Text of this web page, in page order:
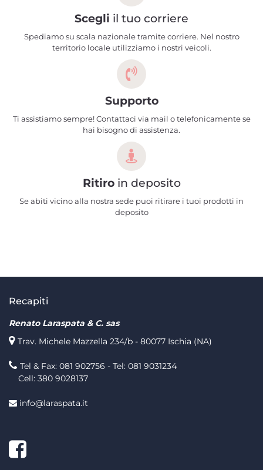
Scegli il tuo corriere
Spediamo su scala nazionale tramite corriere. Nel nostro
territorio locale utilizziamo i nostri veicoli.
Supporto
Ti assistiamo sempre! Contattaci via mail o telefonicamente se
hai bisogno di assistenza.
Ritiroin deposito
Se abiti vicino alla nostra sede puoi ritirare i tuoi prodotti in
deposito
Recapiti
Renato Laraspata & C. sas
Trav. Michele Mazzella 234/b - 80077 Ischia (NA)
Tel & Fax: 081 902756 - Tel: 081 9031234
Cell: 380 9028137
info@laraspata.it
Facebook